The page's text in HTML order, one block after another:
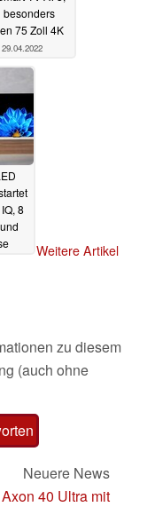
besonders
75 Zoll 4K
29.04.2022
8
Weitere Artikel
zu diesem
(auch ohne
Neuere News
Axon 40 Ultra mit